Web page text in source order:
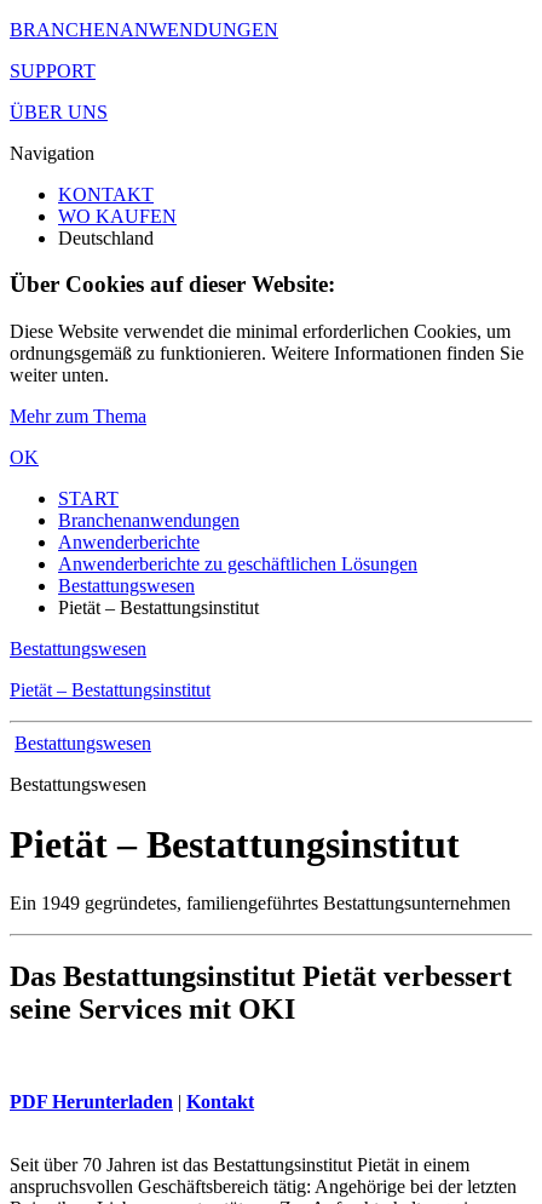
BRANCHENANWENDUNGEN
SUPPORT
ÜBER UNS
Navigation
KONTAKT
WO KAUFEN
Deutschland
Über Cookies auf dieser Website:
Diese Website verwendet die minimal erforderlichen Cookies, um
ordnungsgemäß zu funktionieren. Weitere Informationen finden Sie
weiter unten.
Mehr zum Thema
OK
START
Branchenanwendungen
Anwenderberichte
Anwenderberichte zu geschäftlichen Lösungen
Bestattungswesen
Pietät – Bestattungsinstitut
Bestattungswesen
Pietät – Bestattungsinstitut
Bestattungswesen
Bestattungswesen
Pietät – Bestattungsinstitut
Ein 1949 gegründetes, familiengeführtes Bestattungsunternehmen
Das Bestattungsinstitut Pietät verbessert
seine Services mit OKI
PDF Herunterladen | Kontakt
Seit über 70 Jahren ist das Bestattungsinstitut Pietät in einem
anspruchsvollen Geschäftsbereich tätig: Angehörige bei der letzten